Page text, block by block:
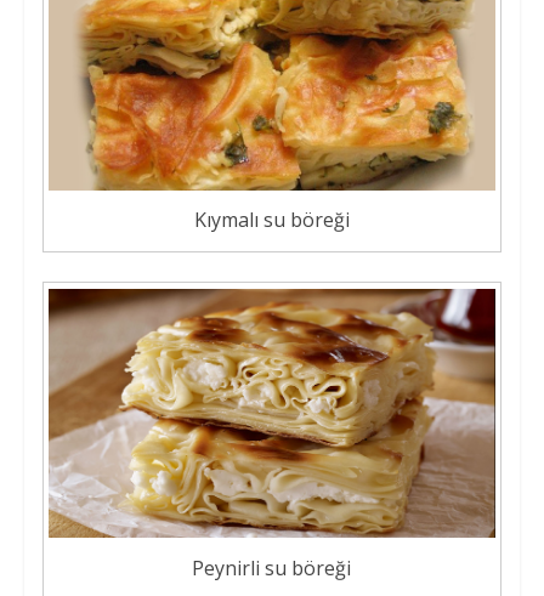
Kıymalı su böreği
Peynirli su böreği